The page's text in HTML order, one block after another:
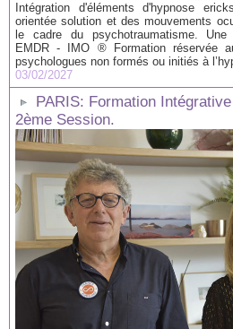
Intégration d'éléments d'hypnose
orientée solution et des mouvements
le cadre du psychotraumatisme.
EMDR - IMO ® Formation réservée
psychologues non formés ou initiés à
03/02/2027
PARIS: Formation
2ème Session.